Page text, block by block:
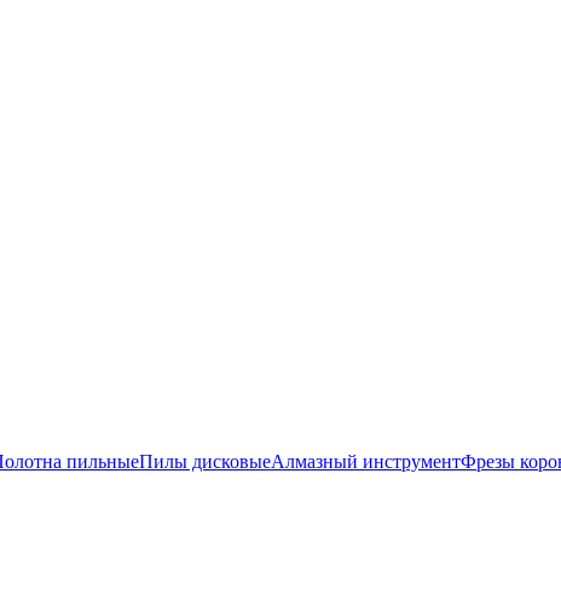
пильныеПилы дисковыеАлмазный инструментФрезы